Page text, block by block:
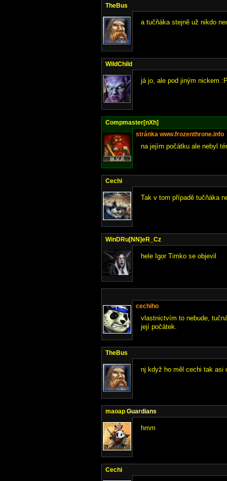
TheBus
a tučňáka stejně už nikdo
WildChild
já jo, ale pod jiným nickem
Compmaster[nXh]
stránka www.frozenthrone.info
na jejím počátku ale nebyl
Cechi
Tak v tom případě tučňáka
WinDRu[NN]eR_Cz
hele Igor Timko se objevil
cechiho
vlastnictvím to nebude,
její počátek.
TheBus
nj když ho měl cechi tak asi
maoap Guardians
hmm
Cechi